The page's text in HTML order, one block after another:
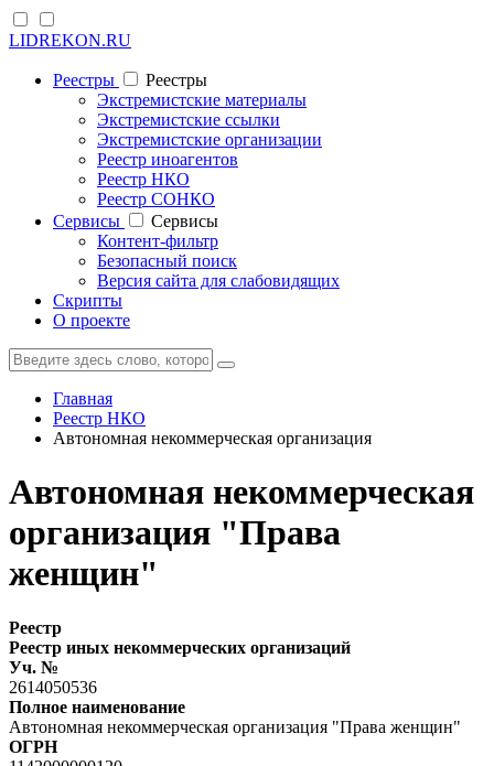
LIDREKON.RU
Реестры
Реестры
Экстремистские материалы
Экстремистские ссылки
Экстремистские организации
Реестр иноагентов
Реестр НКО
Реестр СОНКО
Cервисы
Cервисы
Контент-фильтр
Безопасный поиск
Версия сайта для слабовидящих
Скрипты
О проекте
Главная
Реестр НКО
Автономная некоммерческая организация
Автономная некоммерческая
организация "Права
женщин"
Реестр
Реестр иных некоммерческих организаций
Уч. №
2614050536
Полное наименование
Автономная некоммерческая организация "Права женщин"
ОГРН